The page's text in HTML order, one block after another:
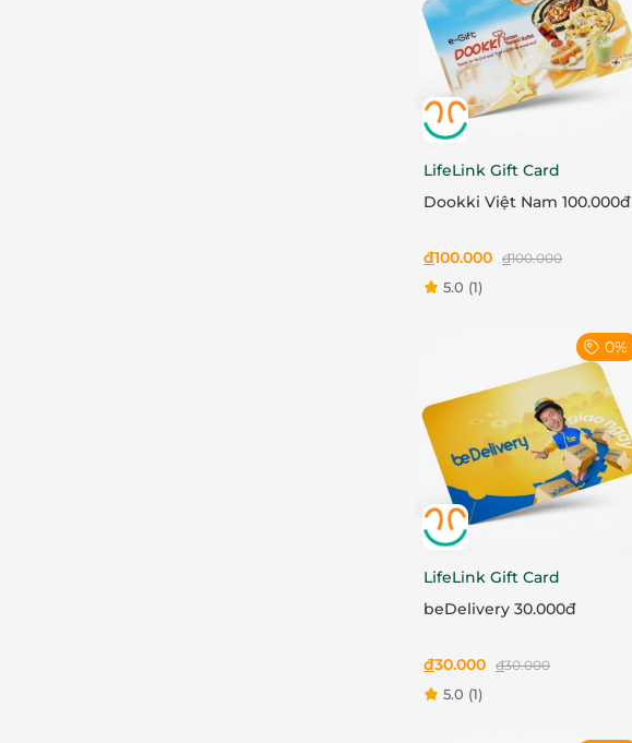
LifeLink Gift Card
Dookki Việt Nam 100.000đ
đ100.000 đ100.000
5.0 (1)
0%
LifeLink Gift Card
beDelivery 30.000đ
đ30.000 đ30.000
5.0 (1)